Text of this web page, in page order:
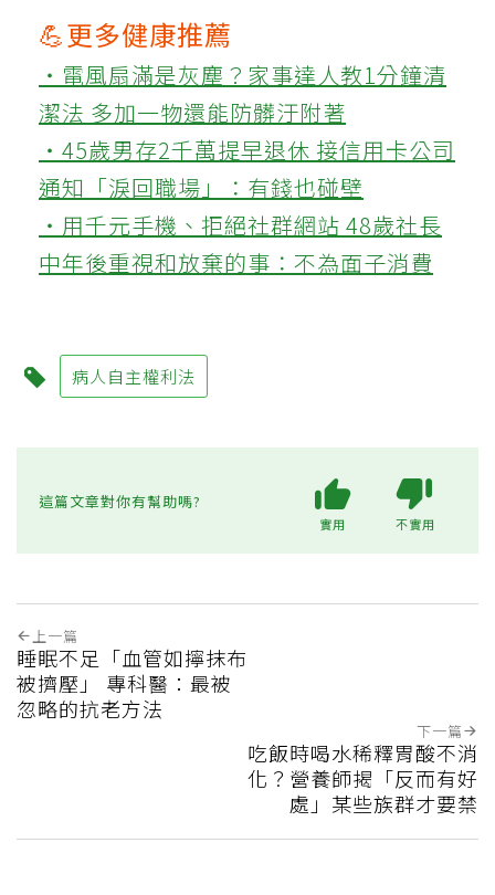
💪更多健康推薦
‧電風扇滿是灰塵？家事達人教1分鐘清
潔法 多加一物還能防髒汙附著
‧45歲男存2千萬提早退休 接信用卡公司
通知「淚回職場」：有錢也碰壁
‧用千元手機、拒絕社群網站 48歲社長
中年後重視和放棄的事：不為面子消費
病人自主權利法
這篇文章對你有幫助嗎?
實用 不實用
上一篇
睡眠不足「血管如擰抹布
被擠壓」 專科醫：最被
忽略的抗老方法
下一篇
吃飯時喝水稀釋胃酸不消
化？營養師揭「反而有好
處」某些族群才要禁